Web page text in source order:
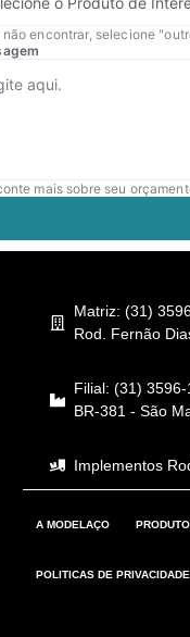
não encontrar, selecione
mais sobre seu
Matriz: (31)
Rod. Fernão
Filial: (31) 3596-
BR-381 - São
Implementos
A MODELAÇO
POLITICAS DE PRIVACIDADE